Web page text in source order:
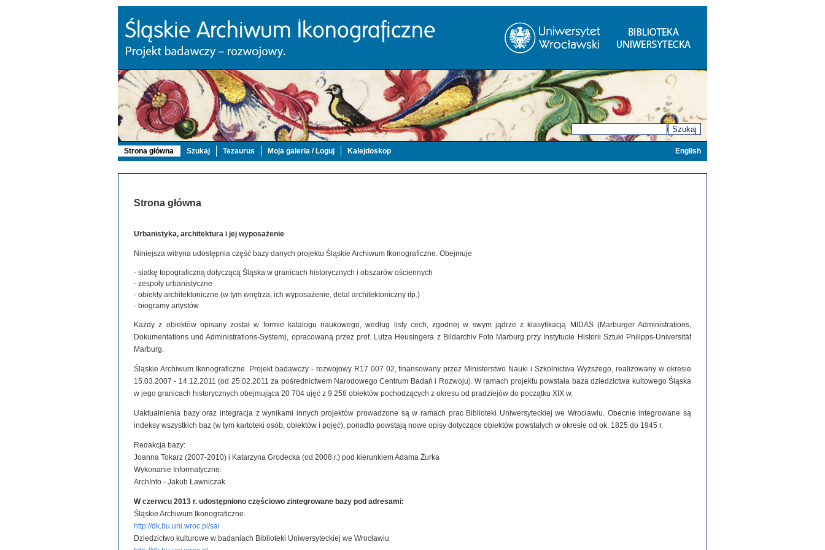
Szukaj
Strona główna Szukaj Tezaurus Moja galeria / Loguj Kalejdoskop English
Strona główna
Urbanistyka, architektura i jej wyposażenie
Niniejsza witryna udostępnia część bazy danych projektu Śląskie Archiwum Ikonograficzne. Obejmuje
- siatkę topograficzną dotyczącą Śląska w granicach historycznych i obszarów ościennych
- zespoły urbanistyczne
- obiekty architektoniczne (w tym wnętrza, ich wyposażenie, detal architektoniczny itp.)
- biogramy artystów
Każdy z obiektów opisany został w formie katalogu naukowego, według listy cech, zgodnej w swym jądrze z klasyfikacją MIDAS (Marburger Administrations,
Dokumentations und Administrations-System), opracowaną przez prof. Lutza Heusingera z Bildarchiv Foto Marburg przy Instytucie Historii Sztuki Philipps-Universität
Marburg.
Śląskie Archiwum Ikonograficzne. Projekt badawczy - rozwojowy R17 007 02, finansowany przez Ministerstwo Nauki i Szkolnictwa Wyższego, realizowany w okresie
15.03.2007 - 14.12.2011 (od 25.02.2011 za pośrednictwem Narodowego Centrum Badań i Rozwoju). W ramach projektu powstała baza dziedzictwa kultowego Śląska
w jego granicach historycznych obejmująca 20 704 ujęć z 9 258 obiektów pochodzących z okresu od pradziejów do początku XIX w.
Uaktualnienia bazy oraz integracja z wynikami innych projektów prowadzone są w ramach prac Biblioteki Uniwersyteckiej we Wrocławiu. Obecnie integrowane są
indeksy wszystkich baz (w tym kartoteki osób, obiektów i pojęć), ponadto powstają nowe opisy dotyczące obiektów powstałych w okresie od ok. 1825 do 1945 r.
Redakcja bazy:
Joanna Tokarz (2007-2010) i Katarzyna Grodecka (od 2008 r.) pod kierunkiem Adama Żurka
Wykonanie Informatyczne:
ArchInfo - Jakub Ławniczak
W czerwcu 2013 r. udostępniono częściowo zintegrowane bazy pod adresami:
Śląskie Archiwum Ikonograficzne.
http://dk.bu.uni.wroc.pl/sai
Dziedzictwo kulturowe w badaniach Biblioteki Uniwersyteckiej we Wrocławiu